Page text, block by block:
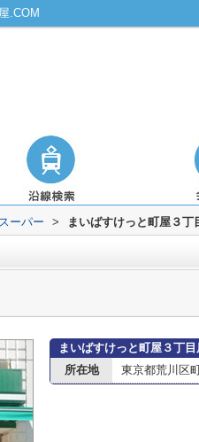
.COM
ーパー > まいばすけっと町屋３丁
まいばすけっと町屋３丁
所在地
東京都荒川区